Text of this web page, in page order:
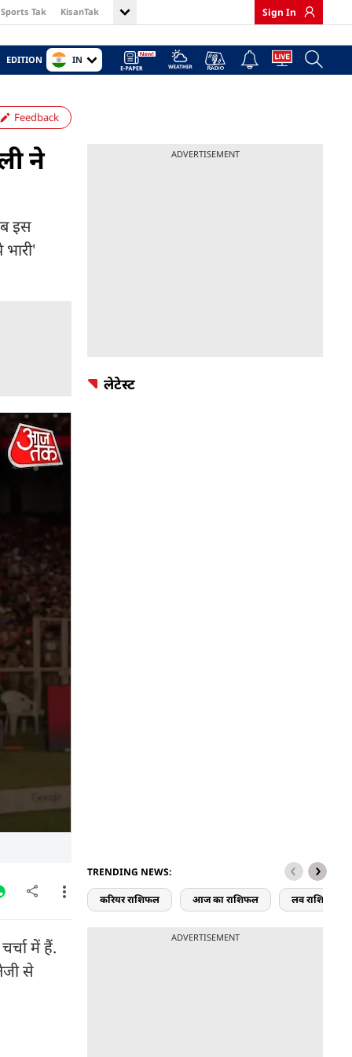
Sports Tak KisanTak Sign In
EDITION IN
Feedback
ने
इस
में हैं.
से
ADVERTISEMENT
लेटेस्ट
TRENDING NEWS:
करियर राशिफल आज का राशिफल लव राशिफल
ADVERTISEMENT